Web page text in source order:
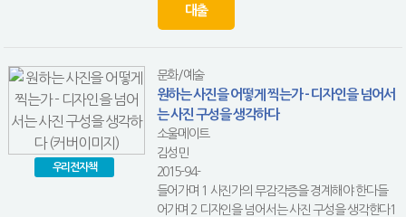
대출
우리전자책
문화/예술
원하는 사진을 어떻게 찍는가 - 디자인을 넘어서
는 사진 구성을 생각하다
소울메이트
김성민
2015-94-
들어가며 1 사진가의 무감각증을 경계해야 한다들
어가며 2 디자인을 넘어서는 사진 구성을 생각한다1